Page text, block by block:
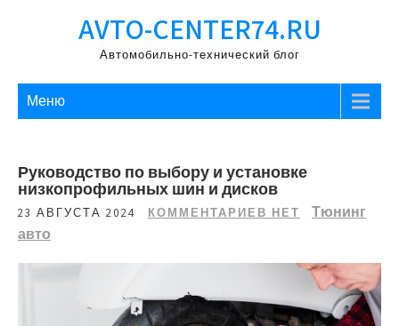
AVTO-CENTER74.RU
Автомобильно-технический блог
Меню
Руководство по выбору и установке
низкопрофильных шин и дисков
23 АВГУСТА 2024 КОММЕНТАРИЕВ НЕТ
Тюнинг
авто